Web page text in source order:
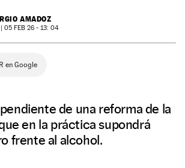
AMADOZ
05 FEB 26 - 13: 04
en Google
de una reforma de la
en la práctica supondrá
frente al alcohol.